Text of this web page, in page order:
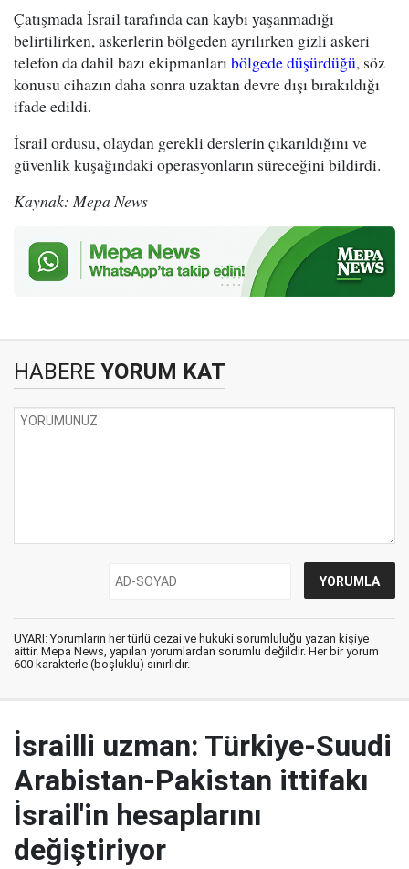
Çatışmada İsrail tarafında can kaybı yaşanmadığı
belirtilirken, askerlerin bölgeden ayrılırken gizli askeri
telefon da dahil bazı ekipmanlarıbölgede düşürdüğü, söz
konusu cihazın daha sonra uzaktan devre dışı bırakıldığı
ifade edildi.
İsrail ordusu, olaydan gerekli derslerin çıkarıldığını ve
güvenlik kuşağındaki operasyonların süreceğini bildirdi.
Kaynak: Mepa News
HABERE YORUM KAT
UYARI: Yorumların her türlü cezai ve hukuki sorumluluğu yazan kişiye
aittir. Mepa News, yapılan yorumlardan sorumlu değildir. Her bir yorum
600 karakterle (boşluklu) sınırlıdır.
İsrailli uzman: Türkiye-Suudi
Arabistan-Pakistan ittifakı
İsrail'in hesaplarını
değiştiriyor